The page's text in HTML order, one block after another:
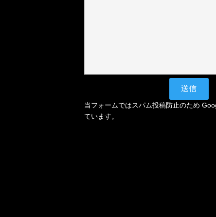
当フォームではスパム投稿防止のため
ています。